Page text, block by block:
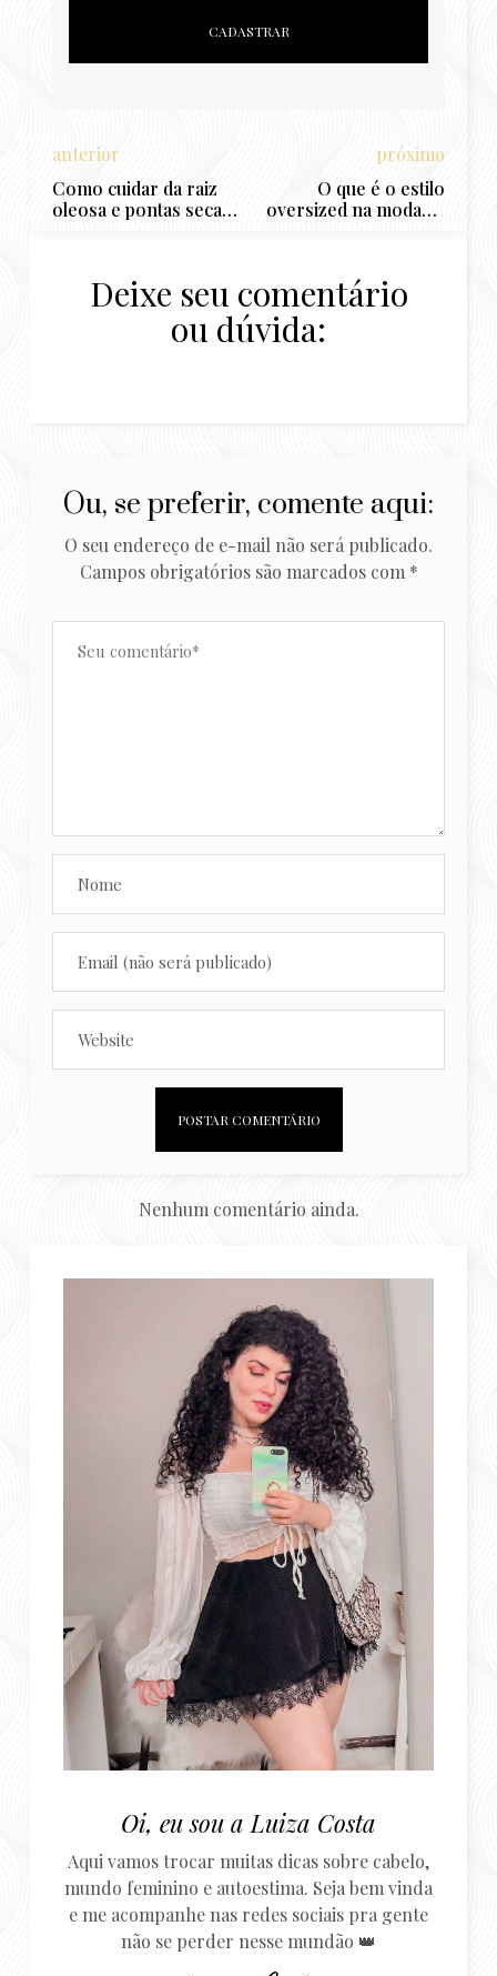
anterior
Como cuidar da raiz
oleosa e pontas secas?
próximo
O que é o estilo
oversized na moda? 4
Deixe seu comentário
ou dúvida:
Ou, se preferir, comente aqui:
O seu endereço de e-mail não será publicado.
Campos obrigatórios são marcados com *
Nenhum comentário ainda.
Oi, eu sou a Luiza Costa
Aqui vamos trocar muitas dicas sobre cabelo,
mundo feminino e autoestima. Seja bem vinda
e me acompanhe nas redes sociais pra gente
não se perder nesse mundão 👑